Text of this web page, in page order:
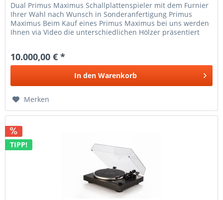
Dual Primus Maximus Schallplattenspieler mit dem Furnier
Ihrer Wahl nach Wunsch in Sonderanfertigung Primus
Maximus Beim Kauf eines Primus Maximus bei uns werden
Ihnen via Video die unterschiedlichen Hölzer präsentiert
10.000,00 € *
In den Warenkorb
Merken
TIPP!